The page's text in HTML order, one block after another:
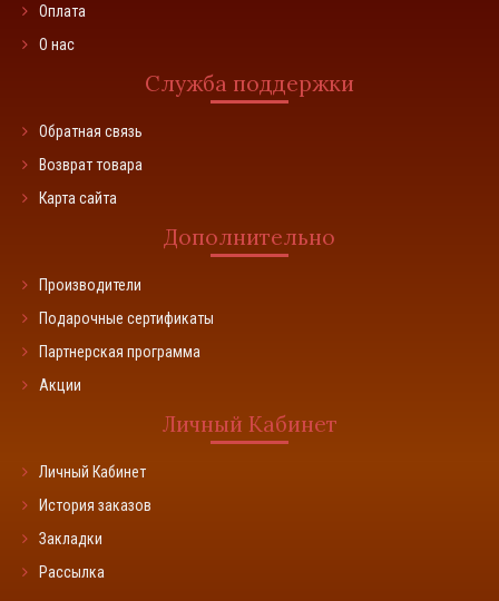
Оплата
О нас
Служба поддержки
Обратная связь
Возврат товара
Карта сайта
Дополнительно
Производители
Подарочные сертификаты
Партнерская программа
Акции
Личный Кабинет
Личный Кабинет
История заказов
Закладки
Рассылка